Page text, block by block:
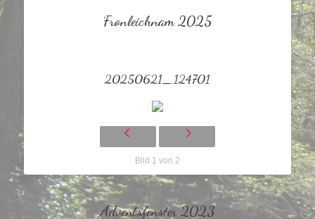
Fronleichnam 2025
20250621_124701
Bild 1 von 2
Adventsfenster 2023